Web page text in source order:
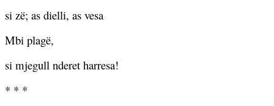
si zë; as dielli, as vesa
Mbi plagë,
si mjegull nderet harresa!
* * *